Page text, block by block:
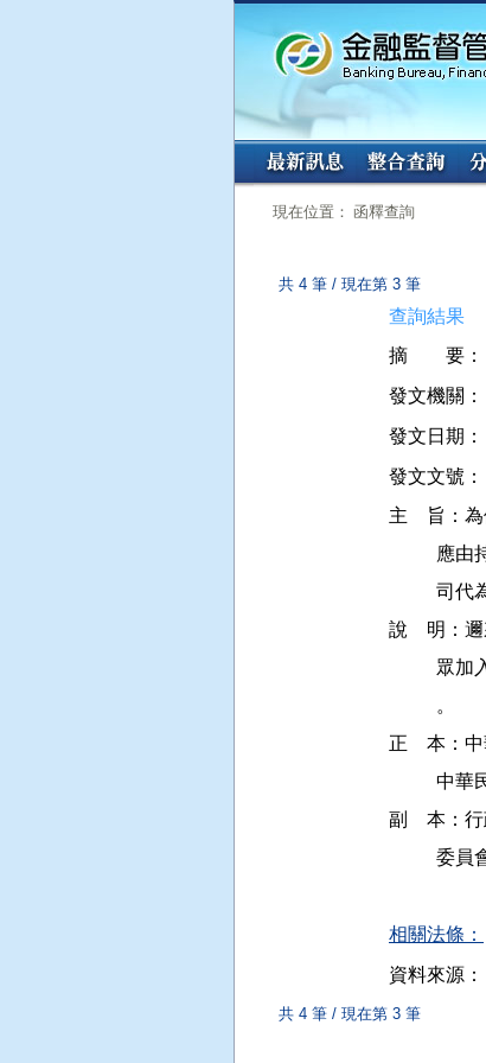
:::
現在位置： 函釋查詢
共 4 筆 / 現在第 3 筆
查詢結果
摘 要：
發文機關：
發文日期：
發文文號：
主    旨：
司
說    明：
          。
正    本：
副    本：
相關法條：
資料來源：
共 4 筆 / 現在第 3 筆